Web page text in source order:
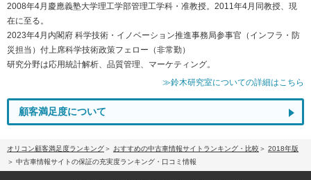
2008年4月慶應義塾大学理工学部管理工学科・准教授。2011年4月同教授、現
在に至る。
2023年4月内閣府 科学技術・イノベーション推進事務局参事官（インフラ・防
災担当）付上席科学技術政策フェロー（非常勤）
研究分野は応用統計解析、品質管理、マーケティング。
≫鈴木研究室についての詳細はこちら
顧客満足度について
オリコン顧客満足度ランキング おすすめの中古車情報サイトランキング・比較
2018年版
中古車情報サイトの保証の充実度ランキング・口コミ情報